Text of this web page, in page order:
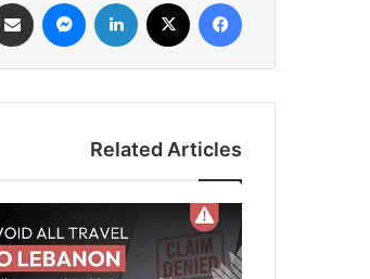
Related Articles